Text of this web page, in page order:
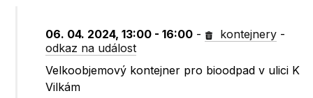
06. 04. 2024, 13:00 - 16:00 - kontejnery -
odkaz na událost
Velkoobjemový kontejner pro bioodpad v ulici K
Vilkám